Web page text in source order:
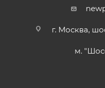
г. Москва,
м.